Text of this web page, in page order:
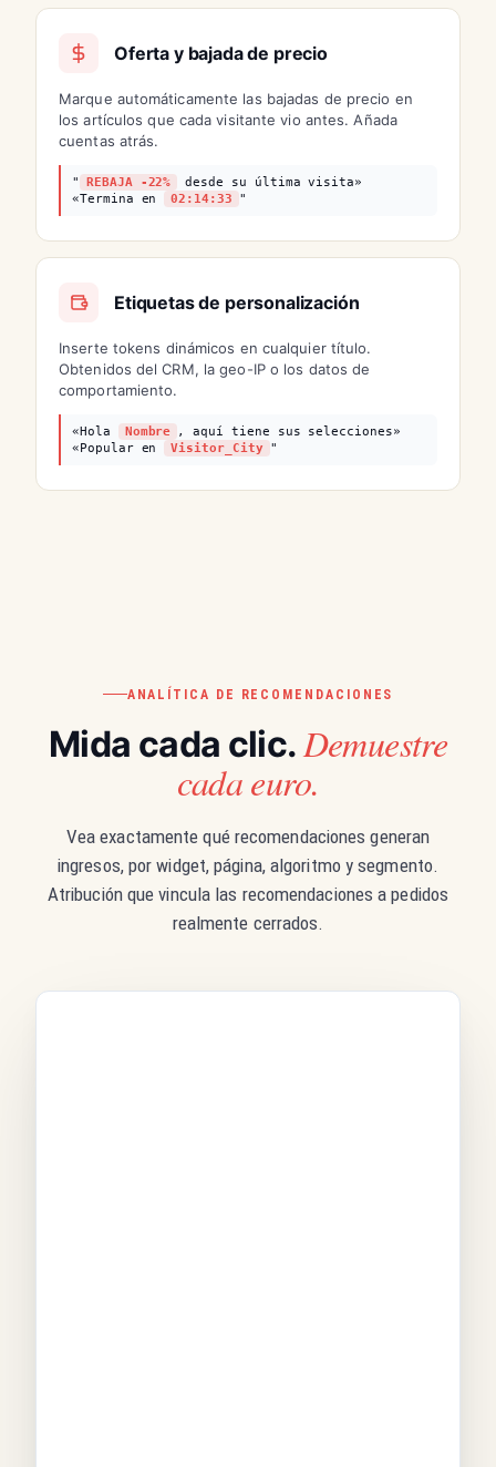
Oferta y bajada de precio
Marque automáticamente las bajadas de precio en
los artículos que cada visitante vio antes. Añada
cuentas atrás.
" REBAJA -22%
desde su última visita»
«Termina en
02:14:33 "
Etiquetas de personalización
Inserte tokens dinámicos en cualquier título.
Obtenidos del CRM, la geo-IP o los datos de
comportamiento.
«Hola Nombre
, aquí tiene sus selecciones»
«Popular en
Visitor_City "
ANALÍTICA DE RECOMENDACIONES
Mida cada clic. Demuestre
cada euro.
Vea exactamente qué recomendaciones generan
ingresos, por widget, página, algoritmo y segmento.
Atribución que vincula las recomendaciones a pedidos
realmente cerrados.